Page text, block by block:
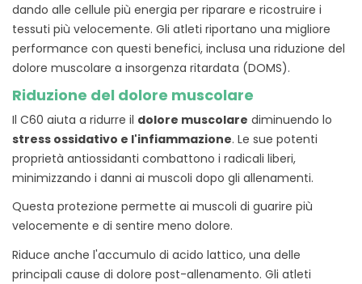
dando alle cellule più energia per riparare e ricostruire i
tessuti più velocemente. Gli atleti riportano una migliore
performance con questi benefici, inclusa una riduzione del
dolore muscolare a insorgenza ritardata (DOMS).
Riduzione del dolore muscolare
Il C60 aiuta a ridurre il dolore muscolare diminuendo lo
stress ossidativo e l'infiammazione. Le sue potenti
proprietà antiossidanti combattono i radicali liberi,
minimizzando i danni ai muscoli dopo gli allenamenti.
Questa protezione permette ai muscoli di guarire più
velocemente e di sentire meno dolore.
Riduce anche l'accumulo di acido lattico, una delle
principali cause di dolore post-allenamento. Gli atleti